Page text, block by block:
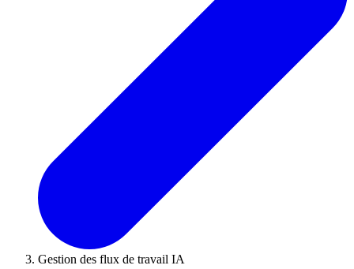
Gestion des flux de travail IA